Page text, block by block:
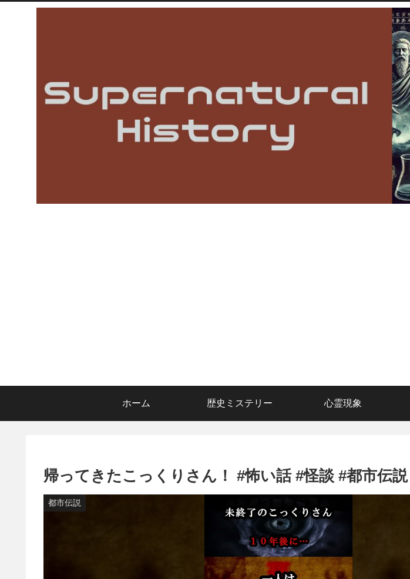
ホーム 歴史ミステリー 心霊現象
帰ってきたこっくりさん！ #怖い話 #怪談 #都市伝
都市伝説